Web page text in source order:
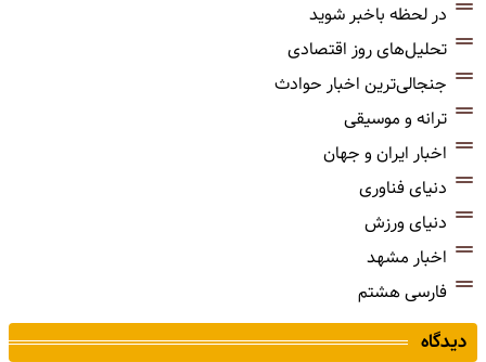
در لحظه باخبر شوید
تحلیل‌های روز اقتصادی
جنجالی‌ترین اخبار حوادث
ترانه و موسیقی
اخبار ایران و جهان
دنیای فناوری
دنیای ورزش
اخبار مشهد
فارسی هشتم
دیدگاه